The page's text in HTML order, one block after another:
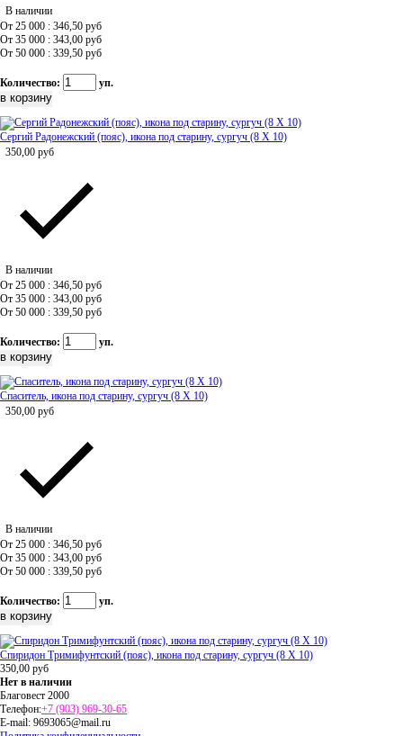
В наличии
От 25 000 : 346,50 руб
От 35 000 : 343,00 руб
От 50 000 : 339,50 руб
Количество: уп.
Сергий Радонежский (пояс), икона под старину, сургуч (8 Х 10)
350,00 руб
В наличии
От 25 000 : 346,50 руб
От 35 000 : 343,00 руб
От 50 000 : 339,50 руб
Количество: уп.
Спаситель, икона под старину, сургуч (8 Х 10)
350,00 руб
В наличии
От 25 000 : 346,50 руб
От 35 000 : 343,00 руб
От 50 000 : 339,50 руб
Количество: уп.
Спиридон Тримифунтский (пояс), икона под старину, сургуч (8 Х 10)
350,00 руб
Нет в наличии
Благовест 2000
Телефон:+7 (903) 969-30-65
E-mail: 9693065@mail.ru